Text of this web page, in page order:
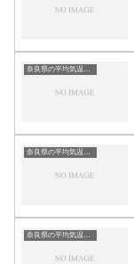
奈良県の平均気温まとめ
奈良県の平均気温まとめ
奈良県の平均気温まとめ